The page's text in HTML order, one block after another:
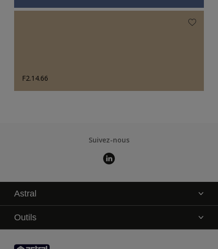
F2.14.66
Suivez-nous
Astral
La marque
Service technique
Contact
Outils